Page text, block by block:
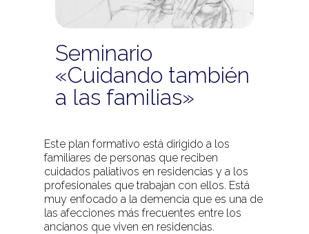
Seminario
«Cuidando también
a las familias»
Este plan formativo está dirigido a los
familiares de personas que reciben
cuidados paliativos en residencias y a los
profesionales que trabajan con ellos. Está
muy enfocado a la demencia que es una de
las afecciones más frecuentes entre los
ancianos que viven en residencias.